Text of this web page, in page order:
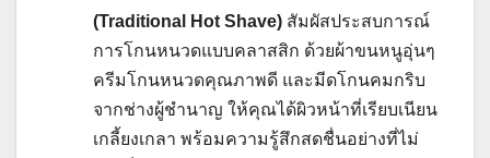
(Traditional Hot Shave) สัมผัสประสบการณ์
การโกนหนวดแบบคลาสสิก ด้วยผ้าขนหนูอุ่นๆ
ครีมโกนหนวดคุณภาพดี และมีดโกนคมกริบ
จากช่างผู้ชำนาญ ให้คุณได้ผิวหน้าที่เรียบเนียน
เกลี้ยงเกลา พร้อมความรู้สึกสดชื่นอย่างที่ไม่